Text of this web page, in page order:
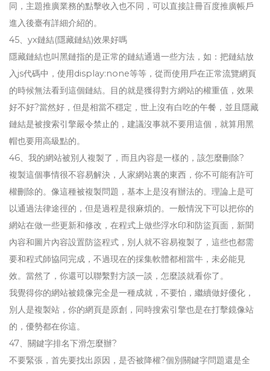
同，主題推廣業務的點擊收入也不同，可以直接註冊百度推廣帳戶
進入後臺有詳細介紹的。
45、yx鏈結(隱藏鏈結)效果好嗎
隱藏鏈結也叫黑鏈指的是正常的鏈結通過一些方法，如：把鏈結放
入js代碼中，使用display:none等等，從而使用戶在正常流覽網頁
的時候無法看到這個鏈結。目的就是獲得對方網站的權重值，效果
好不好?當然好，但是相當不穩定，世上沒有白吃的午餐，並且隱藏
鏈結是被搜索引擎嚴令禁止的，建議沒事就不要用這個，就算用黑
帽也要用高級點的。
46、我的網站被別人複製了，而且內容是一樣的，該怎麼刪除?
複製這個事情很不容易解決，人家網站裏的東西，你不可能有許可
權刪除的。像這種被複製問題，基本上是沒有辦法的。理論上是可
以通過法律途徑的，但是過程是很麻煩的。一般情況下可以把你的
網站在做一些更新和修改，在程式上做些浮水印和防盜頁面，新聞
內容和圖片內容設置防盜程式，別人就不容易複製了，這些也都需
要和程式師協同完成，不過現在的採集軟體都相當牛，未必能見
效。當然了，你還可以聯繫對方談一談，怎麼談就看你了。
我覺得你的網站被鏡像完全是一種成就，不要怕，繼續做好優化，
別人是複製站，你的網頁是原創，同時搜索引擎也是在打擊鏡像站
的，優勢都在你這。
47、關鍵字排名下滑怎麼辦?
不要緊張，首先要找出原因，是否被降權?個別關鍵字問題還是全